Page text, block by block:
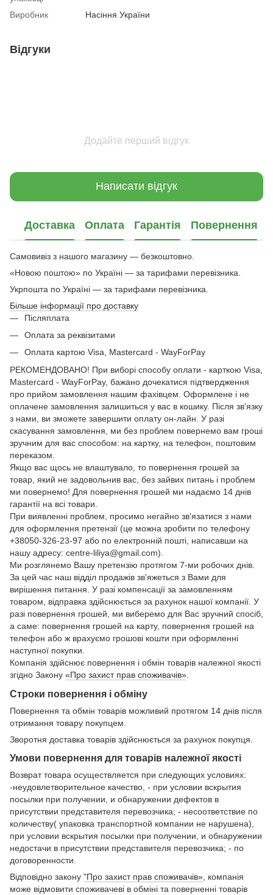
Виробник
Насіння України
Відгуки
Додайте перший відгук
Написати відгук
Доставка Оплата Гарантія Повернення
Самовивіз з нашого магазину — безкоштовно.
«Новою поштою» по Україні — за тарифами перевізника.
Укрпошта по Україні — за тарифами перевізника.
Більше інформації про доставку
Післяплата
Оплата за реквізитами
Оплата картою Visa, Mastercard - WayForPay
РЕКОМЕНДОВАНО! При виборі способу оплати - карткою Visa,
Mastercard - WayForPay, бажано дочекатися підтвердження
про прийом замовлення нашим фахівцем. Оформлене і не
оплачене замовлення залишиться у вас в кошику. Після зв'язку
з нами, ви зможете завершити оплату он-лайн. У разі
скасування замовлення, ми без проблем повернемо вам гроші
зручним для вас способом: на картку, на телефон, поштовим
переказом.
Якщо вас щось не влаштувало, то повернення грошей за
товар, який не задовольнив вас, без зайвих питань і проблем
ми повернемо! Для повернення грошей ми надаємо 14 днів
гарантії на всі товари.
При виявленні проблем, просимо негайно зв'язатися з нами
для оформлення претензії (це можна зробити по телефону
+38050-326-23-97 або по електронній пошті, написавши на
нашу адресу: centre-liliya@gmail.com).
Ми розглянемо Вашу претензію протягом 7-ми робочих днів.
За цей час наш відділ продажів зв'яжеться з Вами для
вирішення питання. У разі компенсації за замовленням
товаром, відправка здійснюється за рахунок нашої компанії. У
разі повернення грошей, ми виберемо для Вас зручний спосіб,
а саме: повернення грошей на карту, повернення грошей на
телефон або ж врахуємо грошові кошти при оформленні
наступної покупки.
Компанія здійснює повернення і обмін товарів належної якості
згідно Закону «Про захист прав споживачів»
Строки повернення і обміну
Повернення та обмін товарів можливий протягом 14 днів після
отримання товару покупцем.
Зворотня доставка товарів здійснюється за рахунок покупця.
Умови повернення для товарів належної якості
Возврат товара осуществляется при следующих условиях:
-неудовлетворительное качество, - при условии вскрытия
посылки при получении, и обнаружении дефектов в
присутствии представителя перевозчика; - несоответствие по
количеству( упаковка транспортной компании не нарушена),
при условии вскрытия посылки при получении, и обнаружении
недостачи в присутствии представителя перевозчика; - по
договоренности.
Відповідно закону "Про захист прав споживачів», компанія
може відмовити споживачеві в обміні та поверненні товарів